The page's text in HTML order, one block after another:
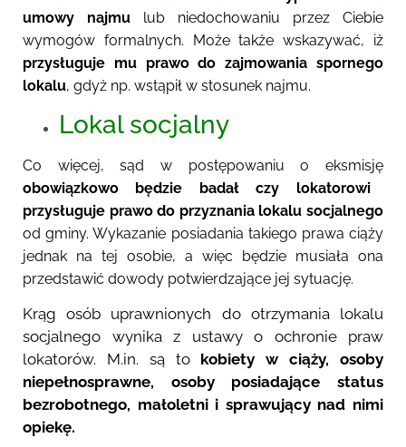
umowy najmu lub niedochowaniu przez Ciebie
wymogów formalnych. Może także wskazywać, iż
przysługuje mu prawo do zajmowania spornego
lokalu, gdyż np. wstąpił w stosunek najmu.
Lokal socjalny
Co więcej, sąd w postępowaniu o eksmisję
obowiązkowo będzie badałczy lokatorowi
przysługuje prawo do przyznania lokalu socjalnego
od gminy.Wykazanie posiadania takiego prawa ciąży
jednak na tej osobie, a więc będzie musiała ona
przedstawić dowody potwierdzające jej sytuację.
Krąg osób uprawnionych do otrzymania lokalu
socjalnego wynika z ustawy o ochronie praw
lokatorów. M.in. są to kobiety w ciąży, osoby
niepełnosprawne, osoby posiadające status
bezrobotnego, małoletni i sprawujący nad nimi
opiekę.